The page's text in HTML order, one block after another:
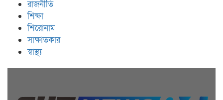
রাজনীতি
শিক্ষা
শিরোনাম
সাক্ষাতকার
স্বাস্থ্য